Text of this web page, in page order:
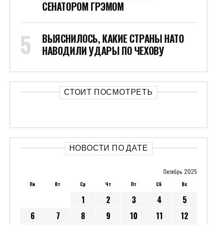
СЕНАТОРОМ ГРЭМОМ
ВЫЯСНИЛОСЬ, КАКИЕ СТРАНЫ НАТО
НАВОДИЛИ УДАРЫ ПО ЧЕХОВУ
СТОИТ ПОСМОТРЕТЬ
НОВОСТИ ПО ДАТЕ
Октябрь 2025
Пн Вт Ср Чт Пт Сб Вс
1 2 3 4
5
6
7 8 9 10 11
12